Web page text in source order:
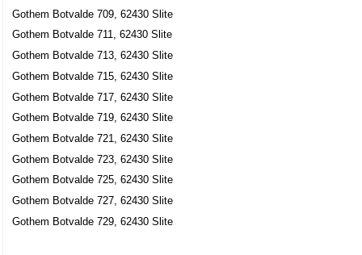
Gothem Botvalde 709, 62430 Slite
Gothem Botvalde 711, 62430 Slite
Gothem Botvalde 713, 62430 Slite
Gothem Botvalde 715, 62430 Slite
Gothem Botvalde 717, 62430 Slite
Gothem Botvalde 719, 62430 Slite
Gothem Botvalde 721, 62430 Slite
Gothem Botvalde 723, 62430 Slite
Gothem Botvalde 725, 62430 Slite
Gothem Botvalde 727, 62430 Slite
Gothem Botvalde 729, 62430 Slite